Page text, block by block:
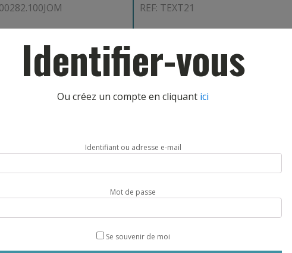
CHOIX OPTIONS
REF: TEXT21
AJOUT PANIER
TELECHARGEZ
Identifier-vous
Ou créez un compte en cliquant ici
Identifiant ou adresse e-mail
Mot de passe
Se souvenir de moi